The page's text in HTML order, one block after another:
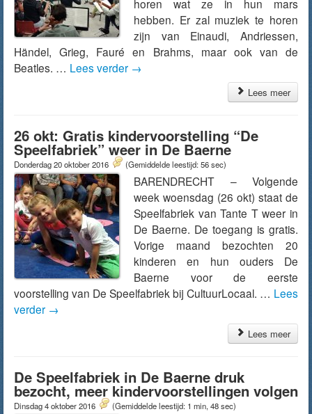
horen wat ze in hun mars
hebben. Er zal muziek te horen
zijn van Einaudi, Andriessen,
Händel, Grieg, Fauré en Brahms, maar ook van de
Beatles. … Lees verder →
Lees meer
26 okt: Gratis kindervoorstelling “De
Speelfabriek” weer in De Baerne
Donderdag 20 oktober 2016 (Gemiddelde leestijd: 56 sec)
BARENDRECHT – Volgende
week woensdag (26 okt) staat de
Speelfabriek van Tante T weer in
De Baerne. De toegang is gratis.
Vorige maand bezochten 20
kinderen en hun ouders De
Baerne voor de eerste
voorstelling van De Speelfabriek bij CultuurLocaal. … Lees
verder →
Lees meer
De Speelfabriek in De Baerne druk
bezocht, meer kindervoorstellingen volgen
Dinsdag 4 oktober 2016 (Gemiddelde leestijd: 1 min, 48 sec)